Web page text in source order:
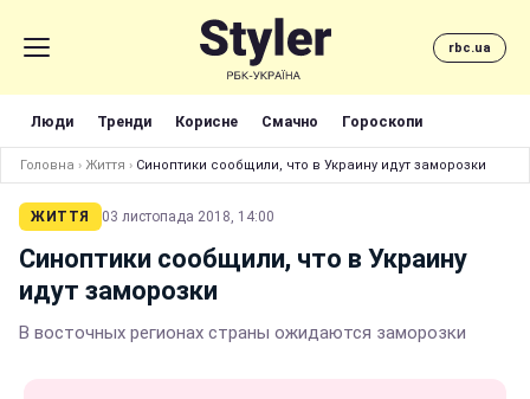
rbc.ua
Люди Тренди Корисне Смачно Гороскопи
Головна › Життя › Синоптики сообщили, что в Украину идут заморозки
ЖИТТЯ 03 листопада 2018, 14:00
Синоптики сообщили, что в Украину
идут заморозки
В восточных регионах страны ожидаются заморозки